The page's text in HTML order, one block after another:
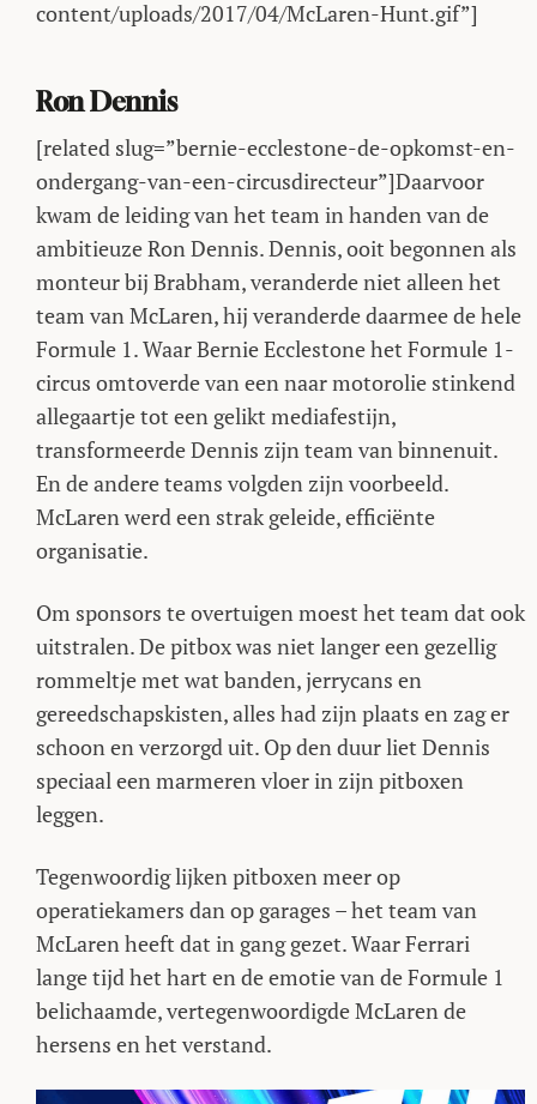
content/uploads/2017/04/McLaren-Hunt.gif”]
Ron Dennis
[related slug=”bernie-ecclestone-de-opkomst-en-
ondergang-van-een-circusdirecteur”]Daarvoor
kwam de leiding van het team in handen van de
ambitieuze Ron Dennis. Dennis, ooit begonnen als
monteur bij Brabham, veranderde niet alleen het
team van McLaren, hij veranderde daarmee de hele
Formule 1. Waar Bernie Ecclestone het Formule 1-
circus omtoverde van een naar motorolie stinkend
allegaartje tot een gelikt mediafestijn,
transformeerde Dennis zijn team van binnenuit.
En de andere teams volgden zijn voorbeeld.
McLaren werd een strak geleide, efficiënte
organisatie.
Om sponsors te overtuigen moest het team dat ook
uitstralen. De pitbox was niet langer een gezellig
rommeltje met wat banden, jerrycans en
gereedschapskisten, alles had zijn plaats en zag er
schoon en verzorgd uit. Op den duur liet Dennis
speciaal een marmeren vloer in zijn pitboxen
leggen.
Tegenwoordig lijken pitboxen meer op
operatiekamers dan op garages – het team van
McLaren heeft dat in gang gezet. Waar Ferrari
lange tijd het hart en de emotie van de Formule 1
belichaamde, vertegenwoordigde McLaren de
hersens en het verstand.